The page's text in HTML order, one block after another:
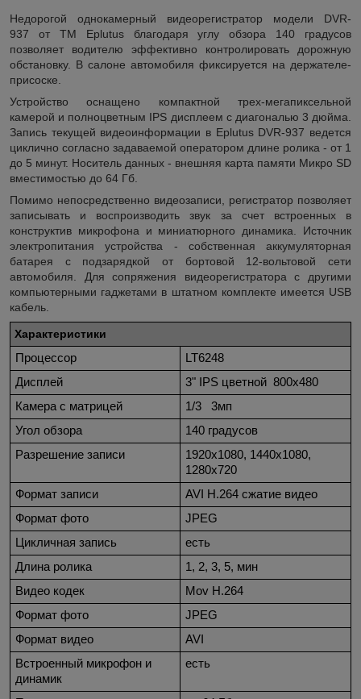
Недорогой однокамерный видеорегистратор модели DVR-
937 от ТМ Eplutus благодаря углу обзора 140 градусов
позволяет водителю эффективно контролировать дорожную
обстановку. В салоне автомобиля фиксируется на держателе-
присоске.
Устройство оснащено компактной трех-мегапиксельной
камерой и полноцветным IPS дисплеем с диагональю 3 дюйма.
Запись текущей видеоинформации в Eplutus DVR-937 ведется
циклично согласно задаваемой оператором длине ролика - от 1
до 5 минут. Носитель данных - внешняя карта памяти Микро SD
вместимостью до 64 Гб.
Помимо непосредственно видеозаписи, регистратор позволяет
записывать и воспроизводить звук за счет встроенных в
конструктив микрофона и миниатюрного динамика. Источник
электропитания устройства - собственная аккумуляторная
батарея с подзарядкой от бортовой 12-вольтовой сети
автомобиля. Для сопряжения видеорегистратора с другими
компьютерными гаджетами в штатном комплекте имеется USB
кабель.
Характеристики
Процессор
LT6248
Дисплей
3" IPS цветной 800x480
Камера с матрицей
1/3 3мп
Угол обзора
140 градусов
Разрешение записи
1920х1080, 1440x1080,
1280х720
Формат записи
AVI H.264 сжатие видео
Формат фото
JPEG
Цикличная запись
есть
Длина ролика
1, 2, 3, 5, мин
Видео кодек
Mov H.264
Формат фото
JPEG
Формат видео
AVI
Встроенный микрофон и
динамик
есть